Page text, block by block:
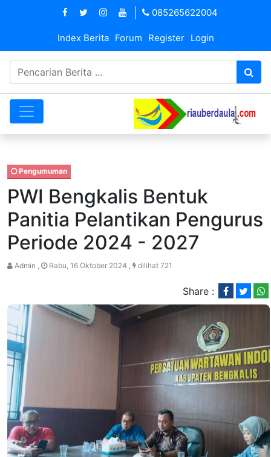
085265622004
Index Berita Forum Register Login
Pengumuman
PWI Bengkalis Bentuk
Panitia Pelantikan Pengurus
Periode 2024 - 2027
Admin , Rabu, 16 Oktober 2024 , dilihat 721
Share :